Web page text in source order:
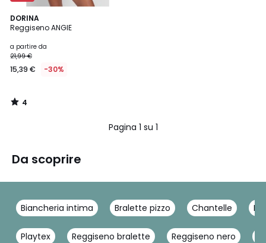
DORINA
Reggiseno ANGIE
a partire da
21,99 €
15,39 € -30%
4
/
4
/
Pagina 1 su 1
Da scoprire
Biancheria intima Bralette pizzo Chantelle
Playtex Reggiseno bralette Reggiseno nero